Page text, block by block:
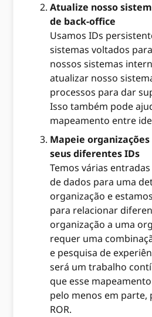
Atualize nosso
de back-office
Usamos IDs
sistemas voltados
nossos sistemas
atualizar nosso
processos para dar
Isso também pode
mapeamento entre
Mapeie organizações
seus diferentes IDs
Temos várias
de dados para uma
organização e
para relacionar
organização a uma
requer uma
e pesquisa de
será um trabalho
que esse
pelo menos em parte,
ROR.